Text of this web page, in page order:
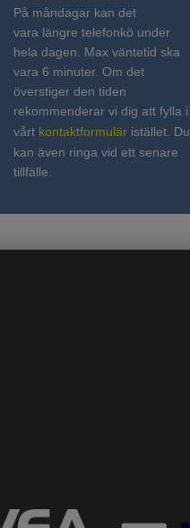
På måndagar kan det
vara längre telefonkö under
hela dagen. Max väntetid ska
vara 6 minuter. Om det
överstiger den tiden
rekommenderar vi dig att fylla i
vårt kontaktformulär istället. Du
kan även ringa vid ett senare
tillfälle.